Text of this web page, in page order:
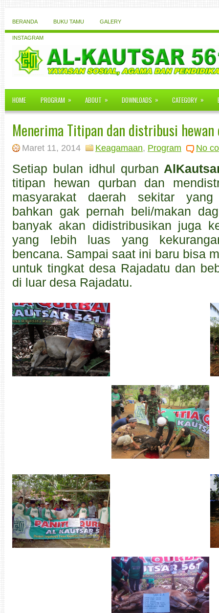
BERANDA BUKU TAMU GALERY
INSTAGRAM
HOME PROGRAM » ABOUT » DOWNLOADS » CATEGORY »
Menerima Titipan dan distribusi hewan
Maret 11, 2014 Keagamaan, Program No
Setiap bulan idhul qurban
titipan hewan qurban dan
masyarakat daerah sekitar
bahkan gak pernah beli/makan
banyak akan didistribusikan juga
yang lebih luas yang
bencana. Sampai saat ini baru bisa
untuk tingkat desa Rajadatu dan
di luar desa Rajadatu.